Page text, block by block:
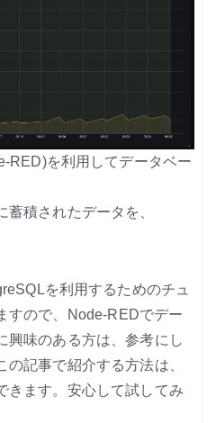
RED)を利用してデータベー
積されたデータを、
を利用するためのチュ
すので、Node-REDでデー
興味のある方は、参考にし
記事で紹介する方法は、
きます。安心して試してみ